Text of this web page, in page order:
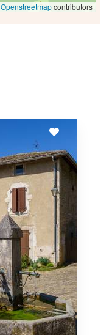
Openstreetmapcontributors